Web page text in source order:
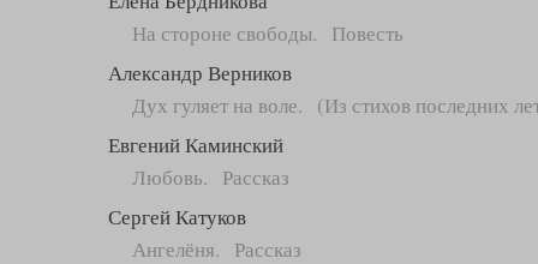
На стороне свободы. Повесть
Александр Верников
Дух гуляет на воле. (Из стихов последних
Евгений Каминский
Любовь. Рассказ
Сергей Катуков
Ангелёня. Рассказ